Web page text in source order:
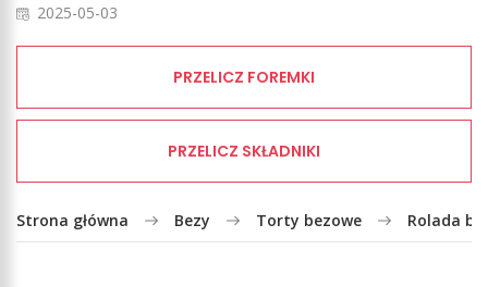
2025-05-03
PRZELICZ FOREMKI
PRZELICZ SKŁADNIKI
Strona główna Bezy Torty bezowe Rolada